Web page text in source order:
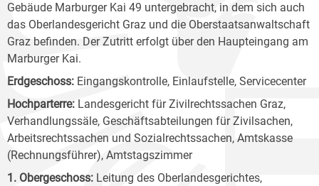
Gebäude Marburger Kai 49 untergebracht, in dem sich auch
das Oberlandesgericht Graz und die Oberstaatsanwaltschaft
Graz befinden. Der Zutritt erfolgt über den Haupteingang am
Marburger Kai.
Erdgeschoss: Eingangskontrolle, Einlaufstelle, Servicecenter
Hochparterre: Landesgericht für Zivilrechtssachen Graz,
Verhandlungssäle, Geschäftsabteilungen für Zivilsachen,
Arbeitsrechtssachen und Sozialrechtssachen, Amtskasse
(Rechnungsführer), Amtstagszimmer
1. Obergeschoss: Leitung des Oberlandesgerichtes,